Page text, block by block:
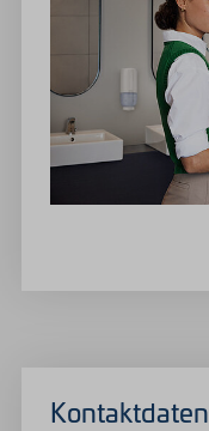
Kontaktdaten